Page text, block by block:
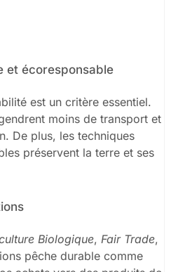
et écoresponsable
est un critère essentiel.
moins de transport et
De plus, les techniques
préservent la terre et ses
Biologique, Fair Trade,
pêche durable comme